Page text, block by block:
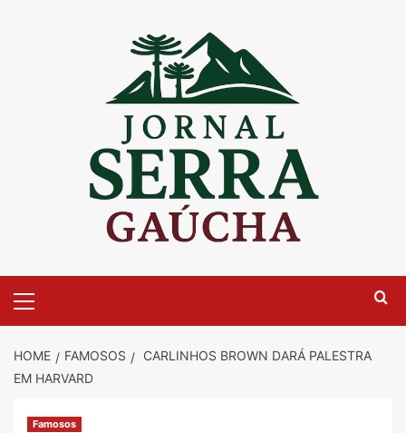
Menu
HOME FAMOSOS
CARLINHOS BROWN DARÁ PALESTRA
EM HARVARD
Famosos